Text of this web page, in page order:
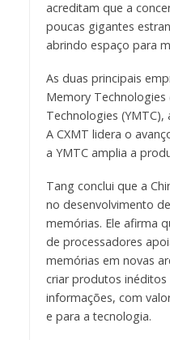
acreditam que a
poucas gigantes
abrindo espaço para
As duas principais
Memory Technologies
Technologies (YMTC),
A CXMT lidera o
a YMTC amplia a
Tang conclui que a
no desenvolvimento
memórias. Ele afirma
de processadores
memórias em novas
criar produtos
informações, com
e para a tecnologia.